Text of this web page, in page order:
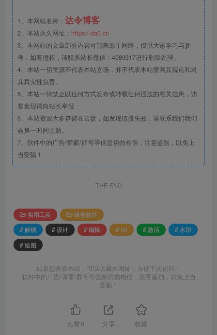
1、本网站名称： 达令博客
2、本站永久网址： https://da0.cn
3、本网站的文章部分内容可能来源于网络，仅供大家学习与参
考，如有侵权，请联系站长微信：4089317进行删除处理。
4、本站一切资源不代表本站立场，并不代表本站赞同其观点和对
其真实性负责。
5、本站一律禁止以任何方式发布或转载任何违法的相关信息，访
客发现请向站长举报
6、本站资源大多存储在云盘，如发现链接失效，请联系我们我们
会第一时间更新。
7、软件中的广告/弹窗/群号等信息切勿相信，注意鉴别，以免上
当受骗！
THE END
实用工具
绿色软件
# 解锁
# 设计 # 编辑 # h5 # 激活
# 水印
# 绘图
如果您喜欢本站，可以收藏本网址，方便下次访问！
软件中的广告/弹窗/群号等信息切勿相信，注意鉴别，以免上当
受骗！
点赞 6 分享 收藏